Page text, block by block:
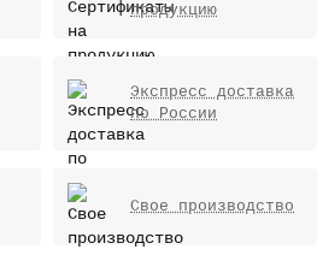
продукцию
Экспресс доставка
по России
Свое производство